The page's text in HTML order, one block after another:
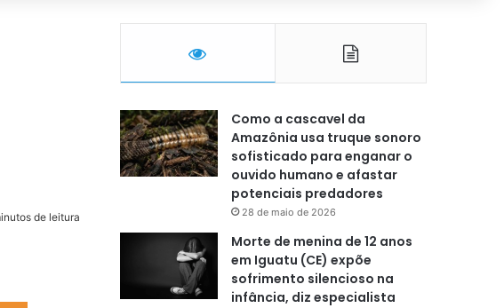
de leitura
Como a cascavel da
Amazônia usa truque sonoro
sofisticado para enganar o
ouvido humano e afastar
potenciais predadores
28 de maio de 2026
Morte de menina de 12 anos
em Iguatu (CE) expõe
sofrimento silencioso na
infância, diz especialista